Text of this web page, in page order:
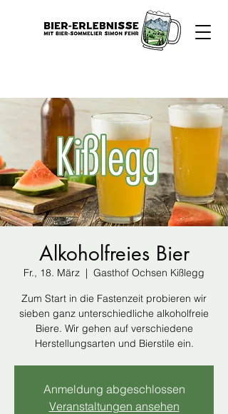
Alkoholfreies Bier
Fr., 18. März
  |
Gasthof Ochsen Kißlegg
Zum Start in die Fastenzeit probieren wir
sieben ganz unterschiedliche alkoholfreie
Biere. Wir gehen auf verschiedene
Herstellungsarten und Bierstile ein.
Anmeldung abgeschlossen
Veranstaltungen ansehen